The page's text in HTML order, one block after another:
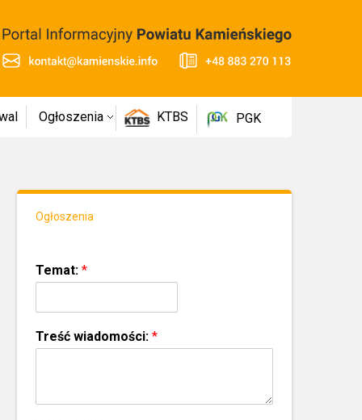
Ogłoszenia KTBS PGK
Ogłoszenia
Temat: *
Treść wiadomości: *